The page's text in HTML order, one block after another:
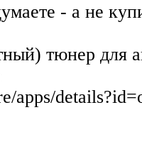
- а не
тюнер для
apps/